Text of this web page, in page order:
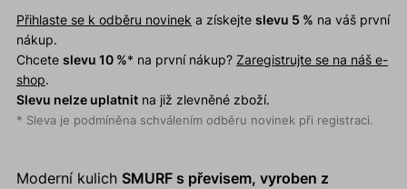
Přihlaste se k odběru novinek a získejte slevu 5 % na váš první
nákup.
Chcete slevu 10 %* na první nákup? Zaregistrujte se na náš e-
shop.
Slevu nelze uplatnitna již zlevněné zboží.
* Sleva je podmíněna schválením odběru novinek při registraci.
Moderní kulich SMURFs převisem, vyroben z